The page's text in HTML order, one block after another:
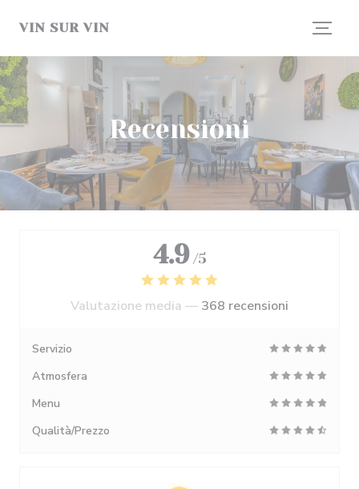
VIN SUR VIN
Recensioni
4.9 /5
Valutazione media — 368 recensioni
Servizio
Atmosfera
Menu
Qualità/Prezzo